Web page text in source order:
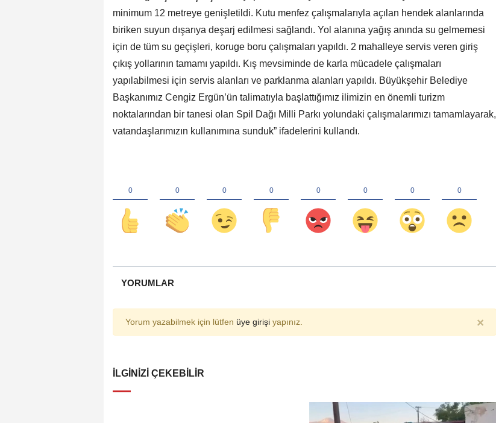
minimum 12 metreye genişletildi. Kutu menfez çalışmalarıyla açılan hendek alanlarında
biriken suyun dışarıya deşarj edilmesi sağlandı. Yol alanına yağış anında su gelmemesi
için de tüm su geçişleri, koruge boru çalışmaları yapıldı. 2 mahalleye servis veren giriş
çıkış yollarının tamamı yapıldı. Kış mevsiminde de karla mücadele çalışmaları
yapılabilmesi için servis alanları ve parklanma alanları yapıldı. Büyükşehir Belediye
Başkanımız Cengiz Ergün’ün talimatıyla başlattığımız ilimizin en önemli turizm
noktalarından bir tanesi olan Spil Dağı Milli Parkı yolundaki çalışmalarımızı tamamlayarak,
vatandaşlarımızın kullanımına sunduk” ifadelerini kullandı.
YORUMLAR
Yorum yazabilmek için lütfen üye girişi yapınız. ×
İLGINIZI ÇEKEBILIR